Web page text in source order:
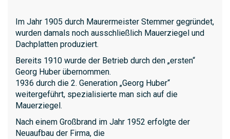
Im Jahr 1905 durch Maurermeister Stemmer gegründet,
wurden damals noch ausschließlich Mauerziegel und
Dachplatten produziert.
Bereits 1910 wurde der Betrieb durch den „ersten“
Georg Huber übernommen.
1936 durch die 2. Generation „Georg Huber“
weitergeführt, spezialisierte man sich auf die
Mauerziegel.
Nach einem Großbrand im Jahr 1952 erfolgte der
Neuaufbau der Firma, die